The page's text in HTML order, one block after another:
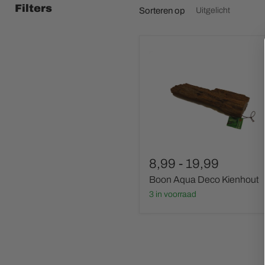
Filters Sorteren op
Kienhout
8,99 - 19,99
Boon Aqua Deco Kienhout
3 in voorraad